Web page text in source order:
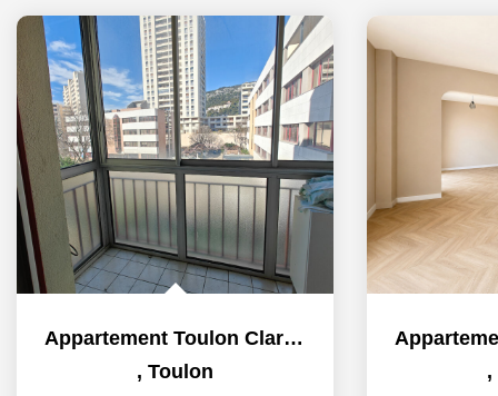
Appartement Toulon Claret 4 pièce(s) 70 m2, 3 chambres,...
, Toulon ,